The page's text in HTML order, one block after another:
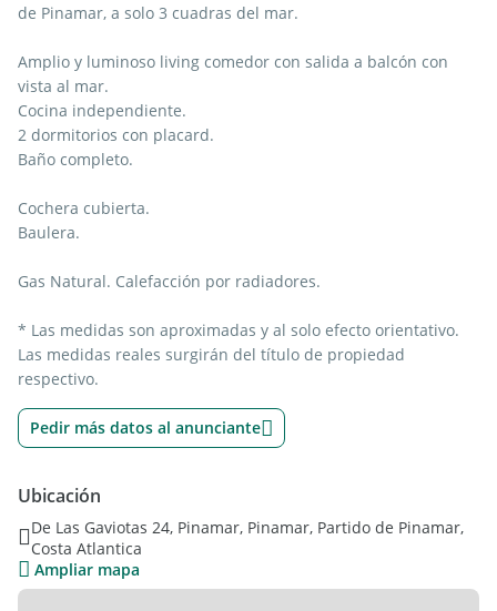
de Pinamar, a solo 3 cuadras del mar.
Amplio y luminoso living comedor con salida a balcón con
vista al mar.
Cocina independiente.
2 dormitorios con placard.
Baño completo.
Cochera cubierta.
Baulera.
Gas Natural. Calefacción por radiadores.
* Las medidas son aproximadas y al solo efecto orientativo.
Las medidas reales surgirán del título de propiedad
respectivo.
Pedir más datos al anunciante
Ubicación
De Las Gaviotas 24, Pinamar, Pinamar, Partido de Pinamar,
Costa Atlantica
Ampliar mapa